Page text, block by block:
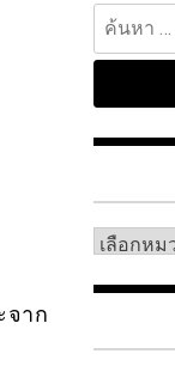
จาก
ค้นหา
สำหรับ:
เลือก
หมู่